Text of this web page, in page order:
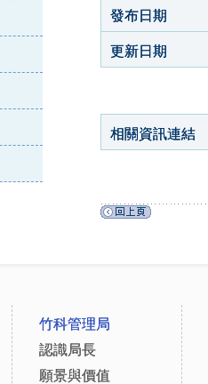
發布日期
更新日期
相關資訊連結
竹科管理局
認識局長
願景與價值